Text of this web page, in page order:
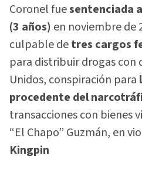
Coronel fuesentenciada
(3 años) en noviembre de
culpable detres cargos
para distribuir drogas con
Unidos, conspiración para
procedente del
transacciones con bienes
“El Chapo” Guzmán, en
Kingpin